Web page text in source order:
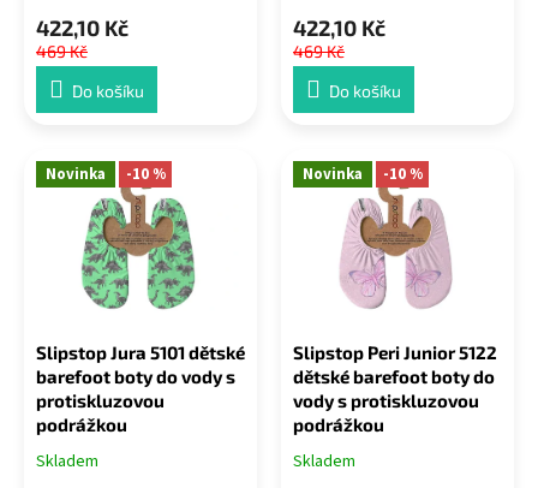
422,10 Kč
469 Kč
Do košíku
422,10 Kč
469 Kč
Do košíku
Novinka -10 %
Slipstop Jura 5101 dětské
barefoot boty do vody s
protiskluzovou
podrážkou
Skladem
Novinka -10 %
Slipstop Peri Junior 5122
dětské barefoot boty do
vody s protiskluzovou
podrážkou
Skladem